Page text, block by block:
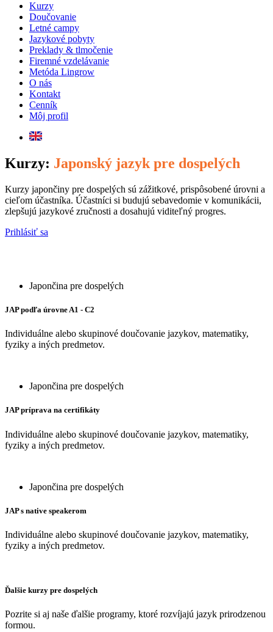
Kurzy
Doučovanie
Letné campy
Jazykové pobyty
Preklady & tlmočenie
Firemné vzdelávanie
Metóda Lingrow
O nás
Kontakt
Cenník
Môj profil
Kurzy: Japonský jazyk pre dospelých
Kurzy japončiny pre dospelých sú zážitkové, prispôsobené úrovni a
cieľom účastníka. Účastníci si budujú sebavedomie v komunikácii,
zlepšujú jazykové zručnosti a dosahujú viditeľný progres.
Prihlásiť sa
Japončina pre dospelých
JAP podľa úrovne A1 - C2
Individuálne alebo skupinové doučovanie jazykov, matematiky,
fyziky a iných predmetov.
Japončina pre dospelých
JAP príprava na certifikáty
Individuálne alebo skupinové doučovanie jazykov, matematiky,
fyziky a iných predmetov.
Japončina pre dospelých
JAP s native speakerom
Individuálne alebo skupinové doučovanie jazykov, matematiky,
fyziky a iných predmetov.
Ďalšie kurzy pre dospelých
Pozrite si aj naše ďalšie programy, ktoré rozvíjajú jazyk prirodzenou
formou.